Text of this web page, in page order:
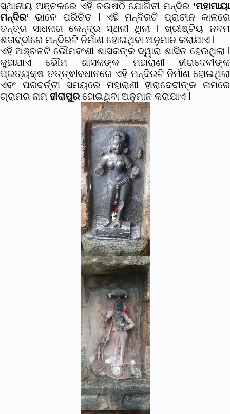
ସ୍ଥାନୀୟ ଅଞ୍ଚଳରେ ଏହି ଚଉଷଠି ଯୋଗିନୀ ମନ୍ଦିର ‘ମହାମାୟା
ମନ୍ଦିର’ ଭାବେ ପରିଚିତ l ଏହି ମନ୍ଦିରଟି ପ୍ରାଚୀନ କାଳରେ
ତନ୍ତ୍ର ସାଧନାର କେନ୍ଦ୍ର ସ୍ଥଳୀ ଥିଲା l ଖ୍ରୀଷ୍ଟିୟ ନବମ
ଶତାବ୍ଦୀରେ ମନ୍ଦିରଟି ନିର୍ମାଣ ହୋଇଥିବା ଅନୁମାନ କରାଯାଏ l
ଏହି ଅଞ୍ଚଳଟି ଭୌମବଂଶୀ ଶାସକଙ୍କ ଦ୍ୱାରା ଶାସିତ ହେଉଥିଲା l
କୁହାଯାଏ ଭୌମ ଶାସକଙ୍କ ମହାରାଣୀ ହୀରାଦେବୀଙ୍କ
ପ୍ରତ୍ୟକ୍ଷ ତତ୍ତ୍ଵlବଧାନରେ ଏହି ମନ୍ଦିରଟି ନିର୍ମାଣ ହୋଇଥିଲା
ଏବଂ ପରବର୍ତ୍ତୀ ସମୟରେ ମହାରାଣୀ ହୀରାଦେବୀଙ୍କ ନାମରେ
ଗ୍ରାମର ନାମ ହୀରାପୁରହୋଇଥିବା ଅନୁମାନ କରାଯାଏ l